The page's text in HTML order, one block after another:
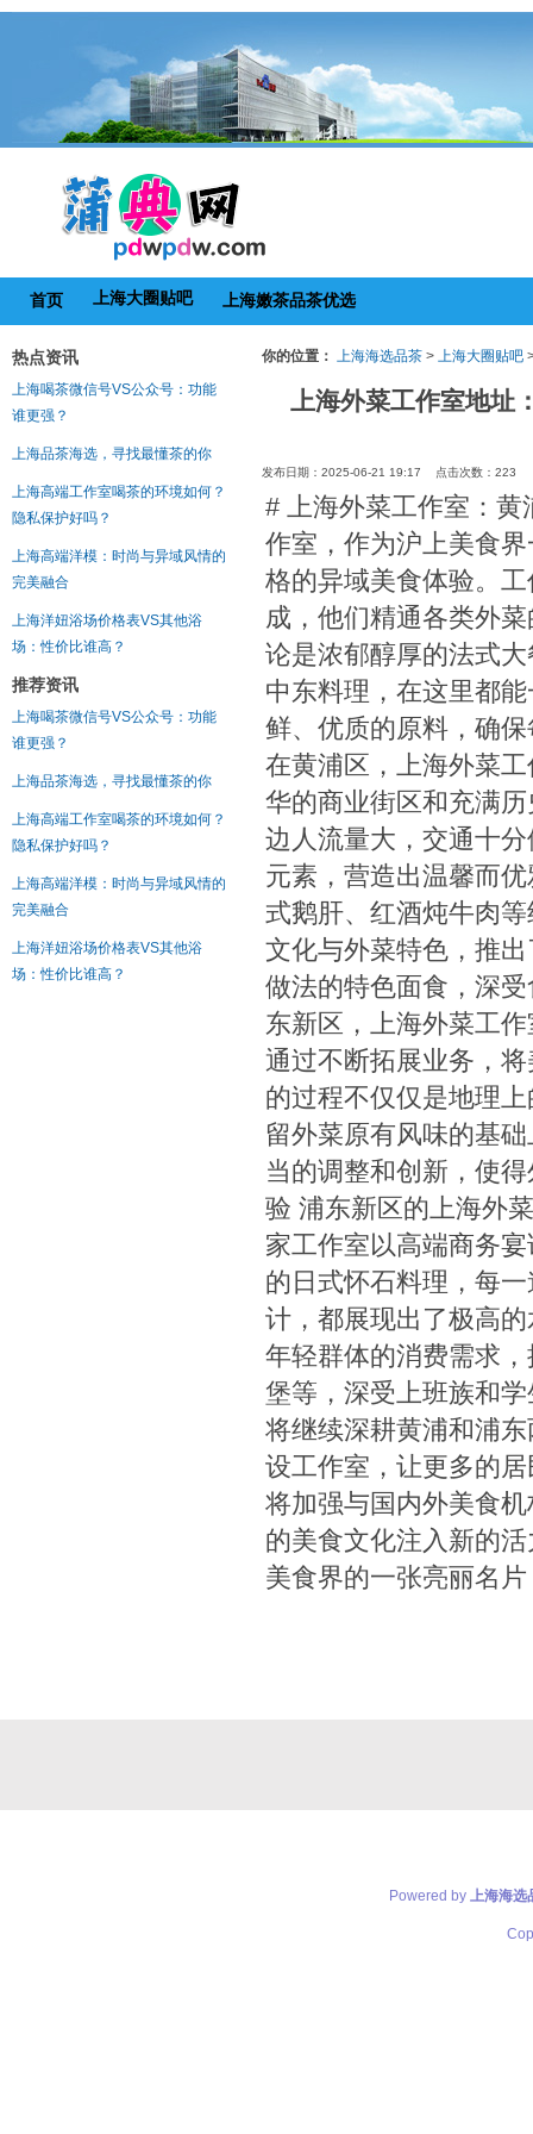
首页 上海大圈贴吧 上海嫩茶品茶优选
热点资讯
上海喝茶微信号VS公众号：功能
谁更强？
上海品茶海选，寻找最懂茶的你
上海高端工作室喝茶的环境如何？
隐私保护好吗？
上海高端洋模：时尚与异域风情的
完美融合
上海洋妞浴场价格表VS其他浴
场：性价比谁高？
推荐资讯
上海喝茶微信号VS公众号：功能
谁更强？
上海品茶海选，寻找最懂茶的你
上海高端工作室喝茶的环境如何？
隐私保护好吗？
上海高端洋模：时尚与异域风情的
完美融合
上海洋妞浴场价格表VS其他浴
场：性价比谁高？
你的位置： 上海海选品茶 > 上海大圈贴吧
上海外菜工作室地址
发布日期：2025-06-21 19:17 点击次数：223
# 上海外菜工作室：
作室，作为沪上美食
格的异域美食体验。
成，他们精通各类外
论是浓郁醇厚的法式
中东料理，在这里都
鲜、优质的原料，确
在黄浦区，上海外菜
华的商业街区和充满
边人流量大，交通十
元素，营造出温馨而
式鹅肝、红酒炖牛肉
文化与外菜特色，推
做法的特色面食，深
东新区，上海外菜工
通过不断拓展业务，
的过程不仅仅是地理
留外菜原有风味的基
当的调整和创新，使
验 浦东新区的上海外
家工作室以高端商务
的日式怀石料理，每
计，都展现出了极高
年轻群体的消费需求
堡等，深受上班族和
将继续深耕黄浦和浦
设工作室，让更多的
将加强与国内外美食
的美食文化注入新的
美食界的一张亮丽名
Powered by 上海海选